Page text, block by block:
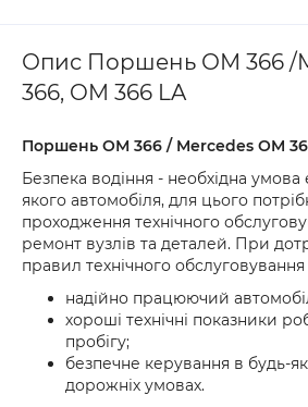
Опис Поршень ОМ 366 /
366, OM 366 LA
Поршень ОМ 366 / Mercedes OM
Безпека водіння - необхідна умова
якого автомобіля, для цього
проходження технічного
ремонт вузлів та деталей. При
правил технічного
надійно працюючий
хороші технічні показники
пробігу;
безпечне керування в будь-
дорожніх умовах.